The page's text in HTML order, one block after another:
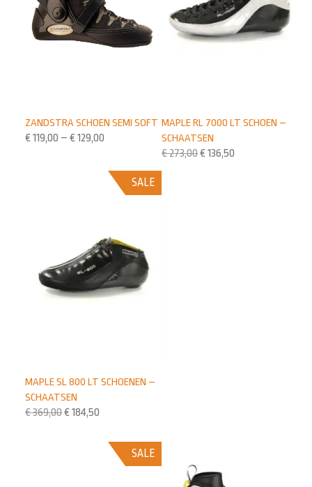
MAPLE RL 7000 LT SCHOEN –
SCHAATSEN
€273,00€ 136,50
ZANDSTRA SCHOEN SEMI SOFT
€ 119,00 – € 129,00
SALE
MAPLE SL 800 LT SCHOENEN –
SCHAATSEN
€369,00€ 184,50
SALE